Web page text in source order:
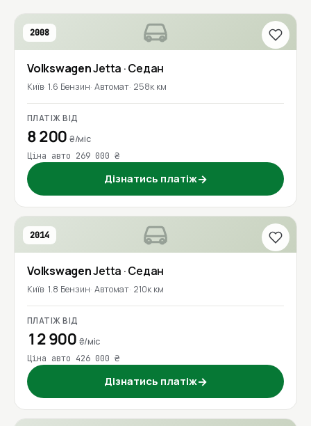
2008
VolkswagenJetta · Седан
Київ 1.6 Бензин Автомат 258к км
ПЛАТІЖ ВІД
8 200₴/міс
Ціна авто 269 000 ₴
Дізнатись платіж→
2014
VolkswagenJetta · Седан
Київ 1.8 Бензин Автомат 210к км
ПЛАТІЖ ВІД
12 900 ₴/міс
Ціна авто 426 000 ₴
Дізнатись платіж→